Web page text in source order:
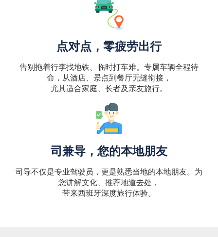
点对点，零疲劳出行
告别拖着行李找地铁、临时打车难。专属车辆全程待
命，从酒店、景点到餐厅无缝衔接，
尤其适合家庭、长者及亲友旅行。
司兼导，您的本地朋友
司导不仅是专业驾驶员，更是熟悉当地的本地朋友。为
您讲解文化、推荐地道去处，
带来西班牙深度旅行体验。